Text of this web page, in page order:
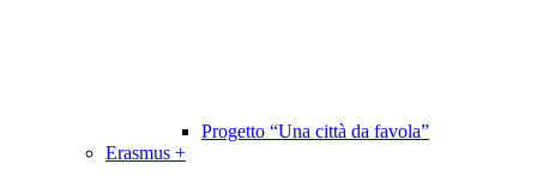
Progetto “Una città da favola”
Erasmus +